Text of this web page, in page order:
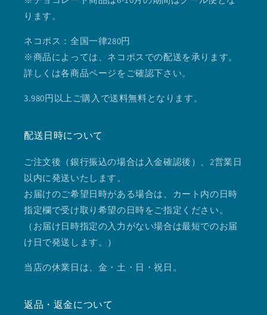
ります。
ネコポス：全国一律280円
※商品によっては、ネコポスでの配送を承ります。
詳しくは各商品ページをご確認下さい。
3.980円以上ご購入で送料無料となります。
配送日時について
ご注文後（銀行振込の場合は入金確認後）、2営業日
以内に発送いたします。
お届けのご希望日時がある場合は、カート内の日時
指定欄で受け取り希望の日時をご指定ください。
（お届け日時指定の入力がない場合は最短でのお届
け日で発送します。）
当店の休業日は、金・土・日・祝日。
返品・返金について